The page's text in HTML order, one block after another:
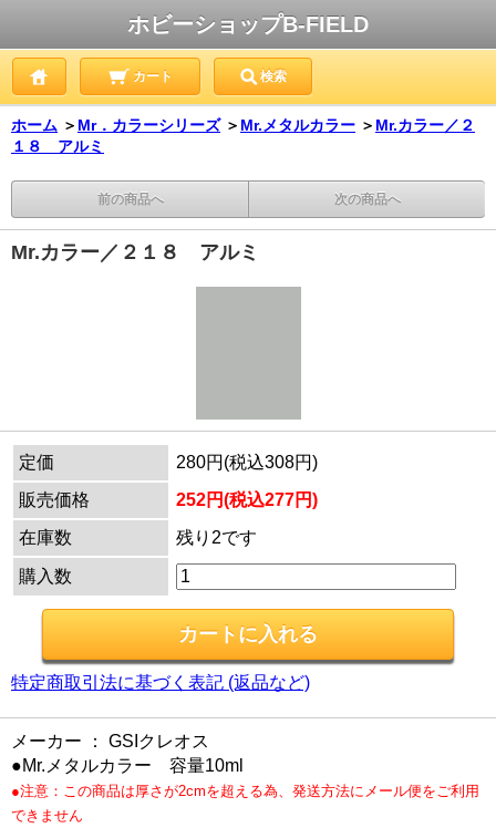
ホビーショップB-FIELD
カート 検索
ホーム ＞ Mr．カラーシリーズ ＞ Mr.メタルカラー ＞ Mr.カラー／２
１８ アルミ
前の商品へ 次の商品へ
Mr.カラー／２１８ アルミ
定価
280円(税込308円)
販売価格
252円(税込277円)
在庫数
残り2です
購入数
特定商取引法に基づく表記 (返品など)
メーカー ： GSIクレオス
●Mr.メタルカラー 容量10ml
●注意：この商品は厚さが2cmを超える為、発送方法にメール便をご利用
できません